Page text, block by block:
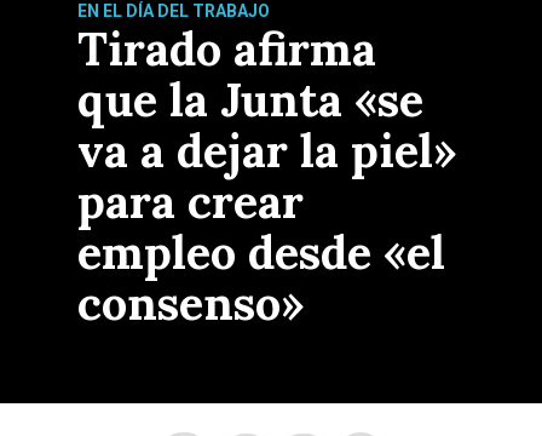
EN EL DÍA DEL TRABAJO
Tirado afirma
que la Junta «se
va a dejar la piel»
para crear
empleo desde «el
consenso»